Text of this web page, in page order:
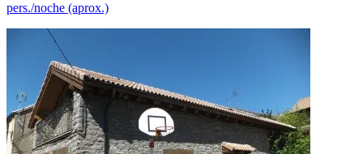
pers./noche (aprox.)